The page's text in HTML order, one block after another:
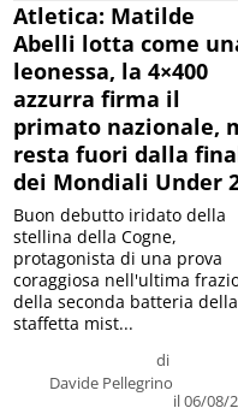
Atletica: Matilde
Abelli lotta come
leonessa, la 4×400
azzurra firma il
primato nazionale,
resta fuori dalla
dei Mondiali Under
di
Davide Pellegrino
il 06/08/
Buon debutto iridato della
stellina della Cogne,
protagonista di una prova
coraggiosa nell'ultima
della seconda batteria della
staffetta mist...